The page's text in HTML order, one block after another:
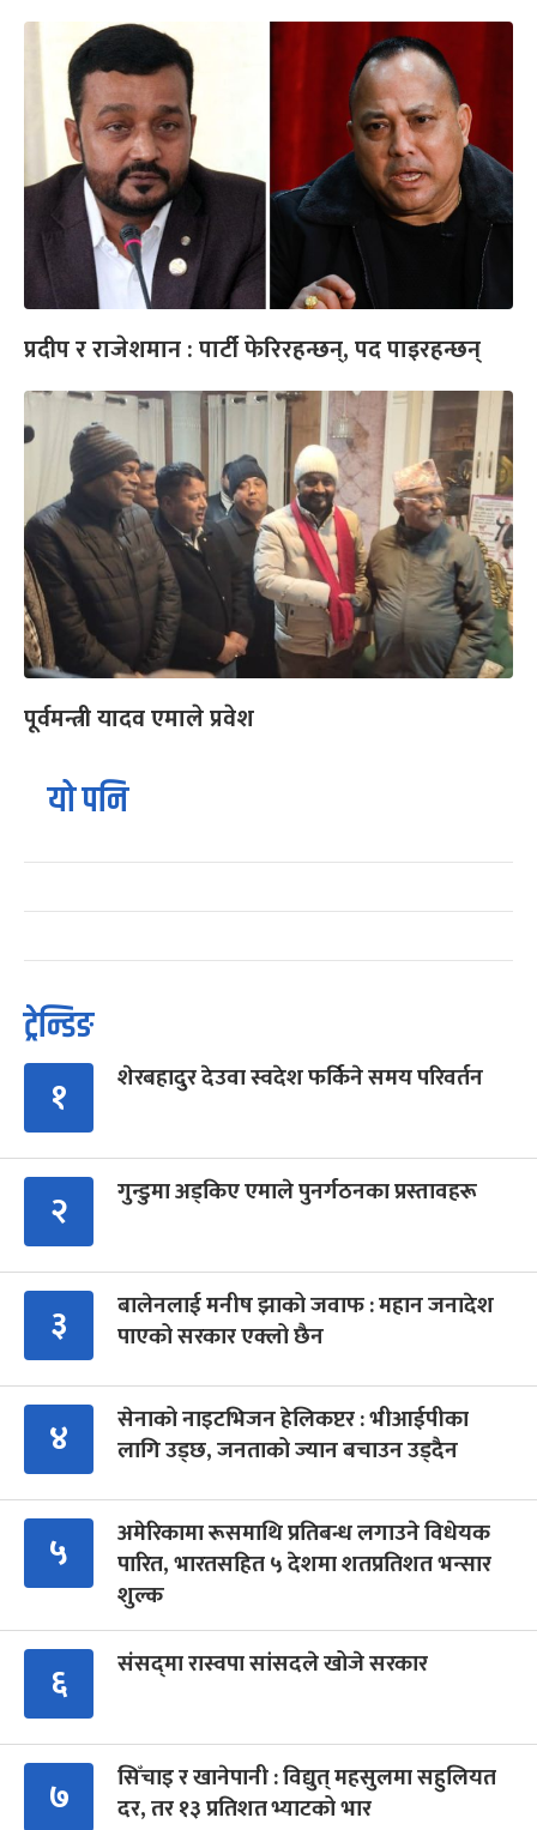
प्रदीप र राजेशमान : पार्टी फेरिरहन्छन्, पद पाइरहन्छन्
पूर्वमन्त्री यादव एमाले प्रवेश
यो पनि
ट्रेन्डिङ
१ शेरबहादुर देउवा स्वदेश फर्किने समय परिवर्तन
२ गुन्डुमा अड्किए एमाले पुनर्गठनका प्रस्तावहरू
३
बालेनलाई मनीष झाको जवाफ : महान जनादेश
पाएको सरकार एक्लो छैन
४
सेनाको नाइटभिजन हेलिकप्टर : भीआईपीका
लागि उड्छ, जनताको ज्यान बचाउन उड्दैन
५
अमेरिकामा रूसमाथि प्रतिबन्ध लगाउने विधेयक
पारित, भारतसहित ५ देशमा शतप्रतिशत भन्सार
शुल्क
६ संसद्‍मा रास्वपा सांसदले खोजे सरकार
७
सिँचाइ र खानेपानी : विद्युत् महसुलमा सहुलियत
दर, तर १३ प्रतिशत भ्याटको भार